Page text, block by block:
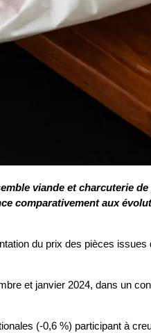
viande et charcuterie
comparativement aux
du prix des pièces issues
et janvier 2024, dans un
(-0,6 %) participant à